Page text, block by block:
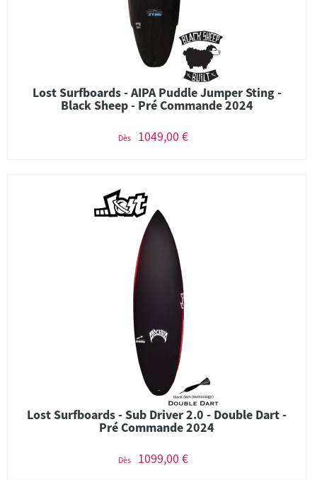
Lost Surfboards - AIPA Puddle Jumper Sting -
Black Sheep - Pré Commande 2024
Dès 1049,00 €
Lost Surfboards - Sub Driver 2.0 - Double Dart -
Pré Commande 2024
Dès 1099,00 €